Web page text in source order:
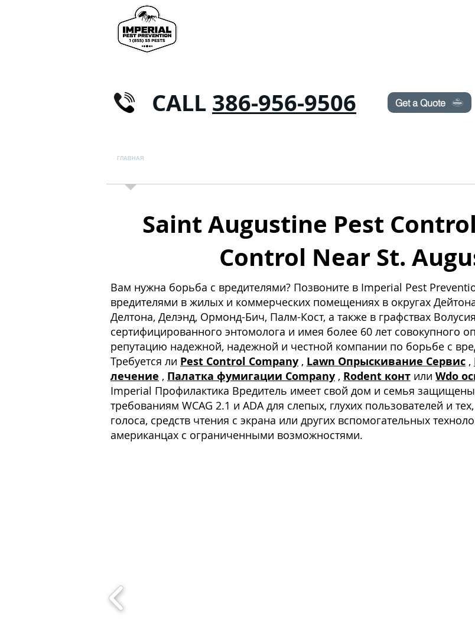
CALL 386-956-9506 Get a Quote
ГЛАВНАЯ
Saint Augustine Pest
Control Near St.
Вам нужна борьба с вредителями? Позвоните в Imperial Pest
вредителями в жилых и коммерческих помещениях в округах
Делтона, Делэнд, Ормонд-Бич, Палм-Кост, а также в графствах
сертифицированного энтомолога и имея более 60 лет совокупного
репутацию надежной, надежной и честной компании по борьбе с
Требуется ли Pest Control Company , Lawn Опрыскивание Сервис ,
лечение , Палатка фумигации Company , Rodent конт или Wdo
Imperial Профилактика Вредитель имеет свой дом и семья
требованиям WCAG 2.1 и ADA для слепых, глухих пользователей и
голоса, средств чтения с экрана или других вспомогательных
американцах с ограниченными возможностями.